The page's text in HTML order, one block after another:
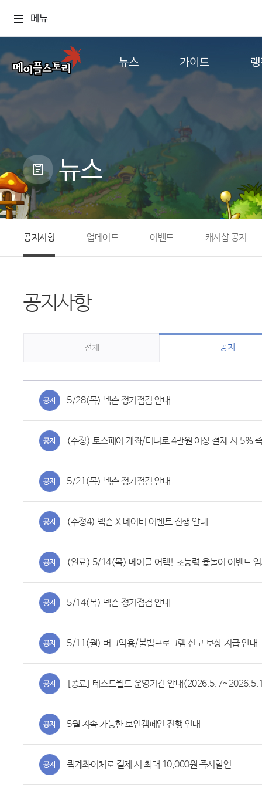
메뉴
뉴스
공지사항
업데이트
캐시샵 공지
메이플 알림판
with maple
가이드
게임정보
직업소개
확률형 아이템
NEXON NOW
뉴스
공지사항 업데이트 이벤트 캐시샵 공지
공지사항
전체 공지
5/28(목) 넥슨 정기점검 안내
(수정) 토스페이 계좌/머니로 4만원 이상 결제 시 5%
5/21(목) 넥슨 정기점검 안내
(수정4) 넥슨 X 네이버 이벤트 진행 안내
(완료) 5/14(목) 메이플 어택! 초능력 윷놀이 이벤트
5/14(목) 넥슨 정기점검 안내
5/11(월) 버그악용/불법프로그램 신고 보상 지급 안내
[종료] 테스트월드 운영기간 안내
5월 지속 가능한 보안캠페인 진행 안내
퀵계좌이체로 결제 시 최대 10,000원 즉시할인